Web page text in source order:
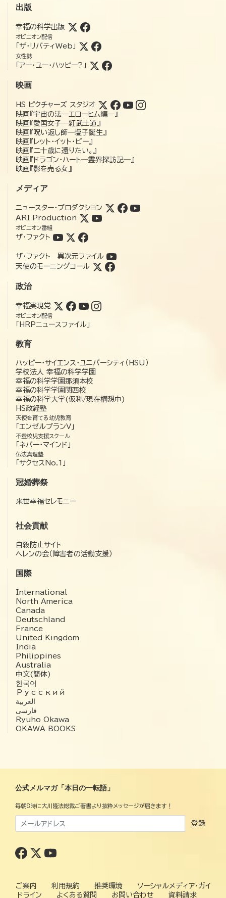
出版
幸福の科学出版
オピニオン配信
「ザ・リバティWeb」
女性誌
「アー・ユー・ハッピー?」
映画
HS ピクチャーズ スタジオ
映画『宇宙の法―エローヒム編―』
映画『愛国女子―紅武士道』
映画『呪い返し師—塩子誕生』
映画『レット・イット・ビー』
映画『二十歳に還りたい。』
映画『ドラゴン・ハート―霊界探訪記―』
映画『影を売る女』
メディア
ニュースター・プロダクション
ARI Production
オピニオン番組
ザ・ファクト
ザ・ファクト 異次元ファイル
天使のモーニングコール
政治
幸福実現党
オピニオン配信
「HRPニュースファイル」
教育
ハッピー・サイエンス・ユニバーシティ（HSU）
学校法人 幸福の科学学園
幸福の科学学園那須本校
幸福の科学学園関西校
幸福の科学大学(仮称/現在構想中)
HS政経塾
天使を育てる幼児教育
「エンゼルプランV」
不登校児支援スクール
「ネバー・マインド」
仏法真理塾
「サクセスNo.1」
冠婚葬祭
来世幸福セレモニー
社会貢献
自殺防止サイト
ヘレンの会（障害者の活動支援）
国際
International
North America
Canada
Deutschland
France
United Kingdom
India
Philippines
Australia
中文(簡体)
한국어
Русский
العربية‏
فارسی
Ryuho Okawa
OKAWA BOOKS
公式メルマガ「本日の一転語」
毎朝8時に大川隆法総裁ご著書より抜粋メッセージが届きます！
登録
ご案内 利用規約 推奨環境
ソーシャルメディア・ガイ
ドライン
よくある質問 お問い合わせ 資料請求